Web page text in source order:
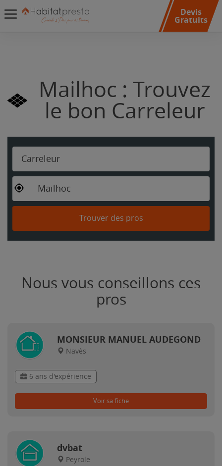
Devis
Gratuits
Mailhoc : Trouvez
le bon Carreleur
Carreleur
Mailhoc
Trouver des pros
Nous vous conseillons ces
pros
MONSIEUR MANUEL AUDEGOND
Navès
6 ans d'expérience
Voir sa fiche
dvbat
Peyrole